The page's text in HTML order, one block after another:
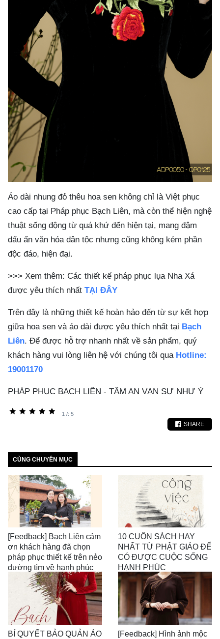
Áo dài nhung đỏ thêu hoa sen không chỉ là Việt phục
cao cấp tại Pháp phục Bạch Liên, mà còn thể hiện nghệ
thuật sống động từ quá khứ đến hiện tại, mang đậm
dấu ấn văn hóa dân tộc nhưng cũng không kém phần
độc đáo, hiện đại.
>>> Xem thêm: Các thiết kế pháp phục lụa Nha Xá
được yêu thích nhất TẠI ĐÂY
Trên đây là những thiết kế hoàn hảo đến từ sự kết hợp
giữa hoa sen và áo dài được yêu thích nhất tại Bạch
Liên. Để được hỗ trợ nhanh nhất về sản phẩm, quý
khách hàng vui lòng liên hệ với chúng tôi qua Hotline:
19001170
PHÁP PHỤC BẠCH LIÊN - TÂM AN VẠN SỰ NHƯ Ý
1 /: 5
SHARE
CÙNG CHUYÊN MỤC
[Feedback] Bạch Liên cảm
ơn khách hàng đã chọn
pháp phục thiết kế trên nẻo
đường tìm về hạnh phúc
của con đường tu tập.
lượt đọc
10 CUỐN SÁCH HAY
NHẤT TỪ PHẬT GIÁO ĐỂ
CÓ ĐƯỢC CUỘC SỐNG
HẠNH PHÚC
3.276 lượt đọc
BÍ QUYẾT BẢO QUẢN ÁO
[Feedback] Hình ảnh mộc